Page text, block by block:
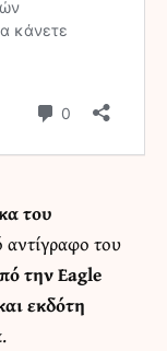
του
αντίγραφο του
τηνEagle
εκδότη
.